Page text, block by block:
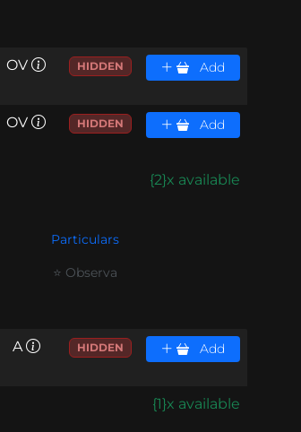
OV HIDDEN Add
OV HIDDEN Add
{2}x available
Particulars
⭐ Observa
A HIDDEN Add
{1}x available